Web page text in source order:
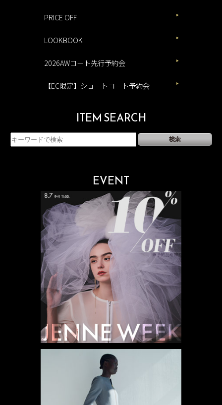
PRICE OFF
LOOKBOOK
2026AWコート先行予約会
【EC限定】ショートコート予約会
ITEM SEARCH
EVENT